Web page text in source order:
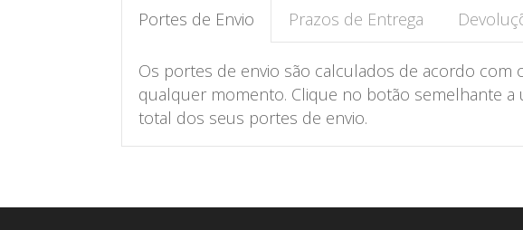
Portes de Envio Prazos de Entrega
Os portes de envio são calculados de acordo
qualquer momento. Clique no botão semelhante
total dos seus portes de envio.